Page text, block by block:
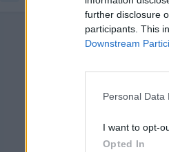
further disclosure
participants. This
Downstream
Personal Data
I want to opt-
Opted In